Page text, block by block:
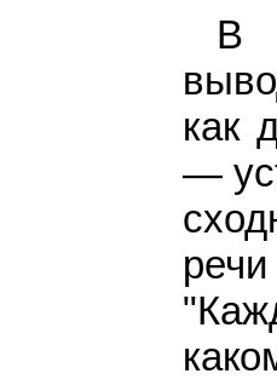
В
как
—